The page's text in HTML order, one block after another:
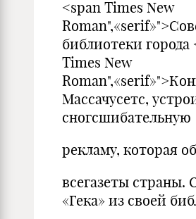
<span Times New
библиотеки города
Times New
Массачусетс,
сногсшибательную
рекламу, которая
всегазеты страны.
«Гека» из своей